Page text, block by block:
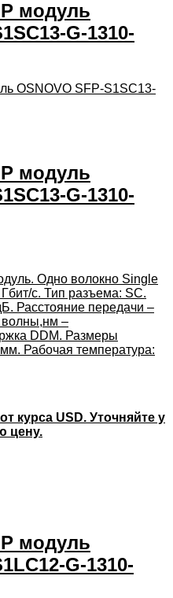
модуль
G-1310-
модуль
G-1310-
Одно волокно Single
c. Тип разъема: SC.
Расстояние передачи –
волны,нм –
DDM. Размеры
Рабочая температура:
курса USD. Уточняйте у
цену.
модуль
G-1310-